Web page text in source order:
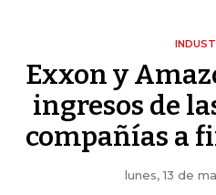
Exxon y
ingresos de
compañías a
lunes, 13 de